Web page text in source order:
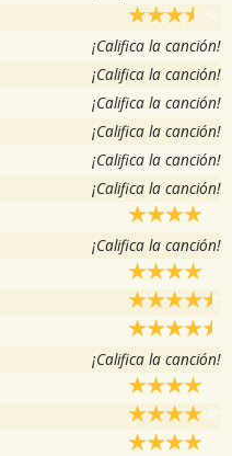
¡Califica la canción!
¡Califica la canción!
¡Califica la canción!
¡Califica la canción!
¡Califica la canción!
¡Califica la canción!
¡Califica la canción!
¡Califica la canción!